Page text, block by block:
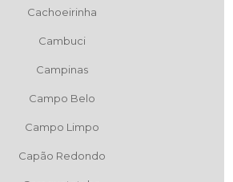
Cachoeirinha
Cambuci
Campinas
Campo Belo
Campo Limpo
Capão Redondo